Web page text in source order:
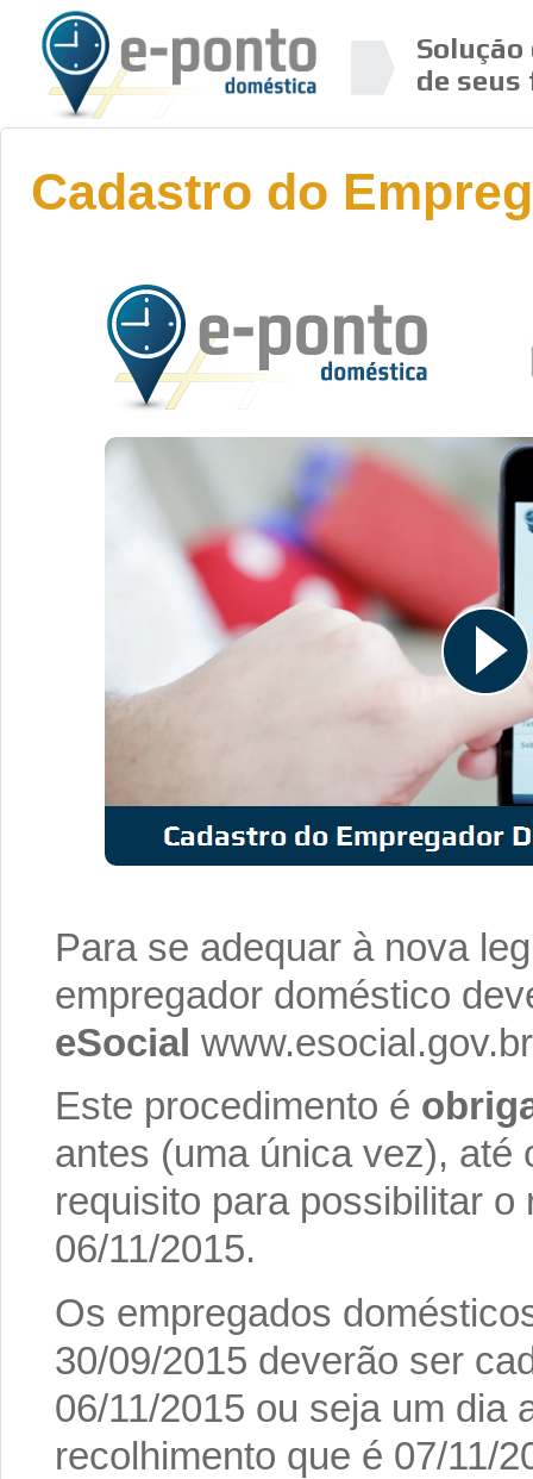
de
Cadastro do
Para se adequar à nova
empregador doméstico
eSocial
Este procedimento é
antes (uma única vez), até
requisito para possibilitar
06/11/2015.
Os empregados
30/09/2015 deverão ser
06/11/2015 ou seja um dia
recolhimento que é 07/11/